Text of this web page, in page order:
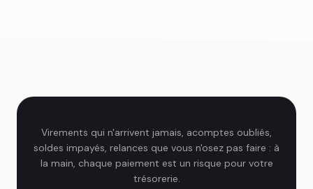
Virements qui n'arrivent jamais, acomptes oubliés,
soldes impayés, relances que vous n'osez pas faire : à
la main, chaque paiement est un risque pour votre
trésorerie.